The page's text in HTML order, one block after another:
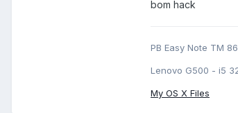
bom hack
PB Easy Note TM
Lenovo G500 - i5
My OS X Files